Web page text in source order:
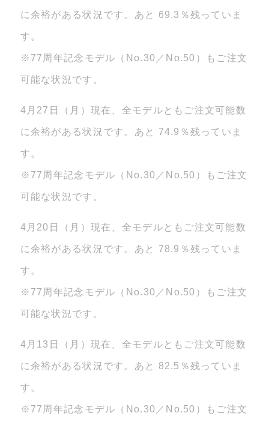
に余裕がある状況です。あと 69.3％残っていま
す。
※77周年記念モデル（No.30／No.50）もご注文
可能な状況です。
4月27日（月）現在、全モデルともご注文可能数
に余裕がある状況です。あと 74.9％残っていま
す。
※77周年記念モデル（No.30／No.50）もご注文
可能な状況です。
4月20日（月）現在、全モデルともご注文可能数
に余裕がある状況です。あと 78.9％残っていま
す。
※77周年記念モデル（No.30／No.50）もご注文
可能な状況です。
4月13日（月）現在、全モデルともご注文可能数
に余裕がある状況です。あと 82.5％残っていま
す。
※77周年記念モデル（No.30／No.50）もご注文